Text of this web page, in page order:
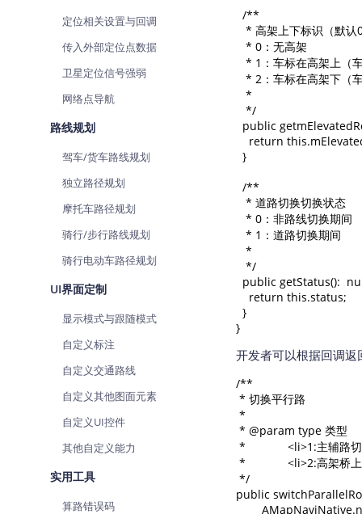
定位相关设置与回调
传入外部定位点数据
卫星定位信号强弱
网络点导航
路线规划
驾车/货车路线规划
独立路径规划
摩托车路径规划
骑行/步行路线规划
骑行电动车路径规划
UI界面定制
显示模式与跟随模式
自定义标注
自定义交通路线
自定义其他图面元素
自定义UI控件
其他自定义能力
实用工具
算路错误码
  /**
* 高架上下标识（默认
   * 0：无高架
* 1：车标在高架上（
* 2：车标在高架下（
   *
   */
public
return
  }
  /**
   * 道路切换切换状态
   * 0：非路线切换期间
   * 1：道路切换期间
   *
   */
public getStatus():
    return this.status;
  }
}
开发者可以根据回调
/**
* 切换平行路
*
* @param type 类型
*             <li>1:主辅路
*             <li>2:高架桥
*/
public